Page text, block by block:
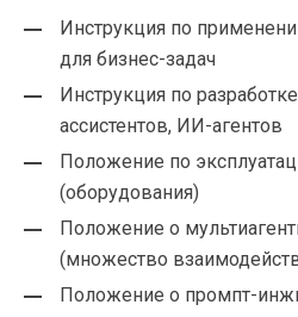
Инструкция по
для бизнес-задач
Инструкция по
ассистентов, ИИ-агентов
Положение по
(оборудования)
Положение о
(множество
Положение о промпт-